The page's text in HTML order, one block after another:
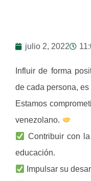
julio 2, 2022
Influir de forma
de cada persona,
Estamos
venezolano.
Contribuir con
educación.
Impulsar su